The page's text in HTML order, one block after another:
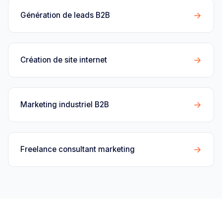
Génération de leads B2B →
Création de site internet →
Marketing industriel B2B →
Freelance consultant marketing →